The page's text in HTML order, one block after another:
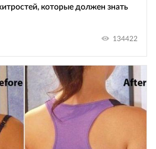
которые должен знать
134422